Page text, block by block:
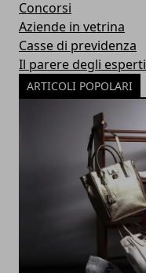
Concorsi
Aziende in vetrina
Casse di previdenza
Il parere degli esperti
ARTICOLI POPOLARI